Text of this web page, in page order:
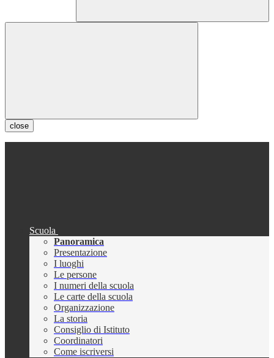
close
Scuola
Panoramica
Presentazione
I luoghi
Le persone
I numeri della scuola
Le carte della scuola
Organizzazione
La storia
Consiglio di Istituto
Coordinatori
Come iscriversi